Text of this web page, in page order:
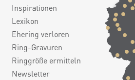
Inspirationen
Lexikon
Ehering verloren
Ring-Gravuren
Ringgröße ermitteln
Newsletter